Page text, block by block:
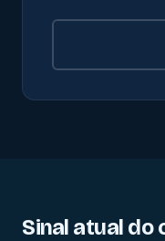
Sinal atual do